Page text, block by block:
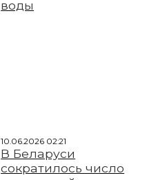
воды
10.06.2026 02:21
В Беларуси
сократилось число